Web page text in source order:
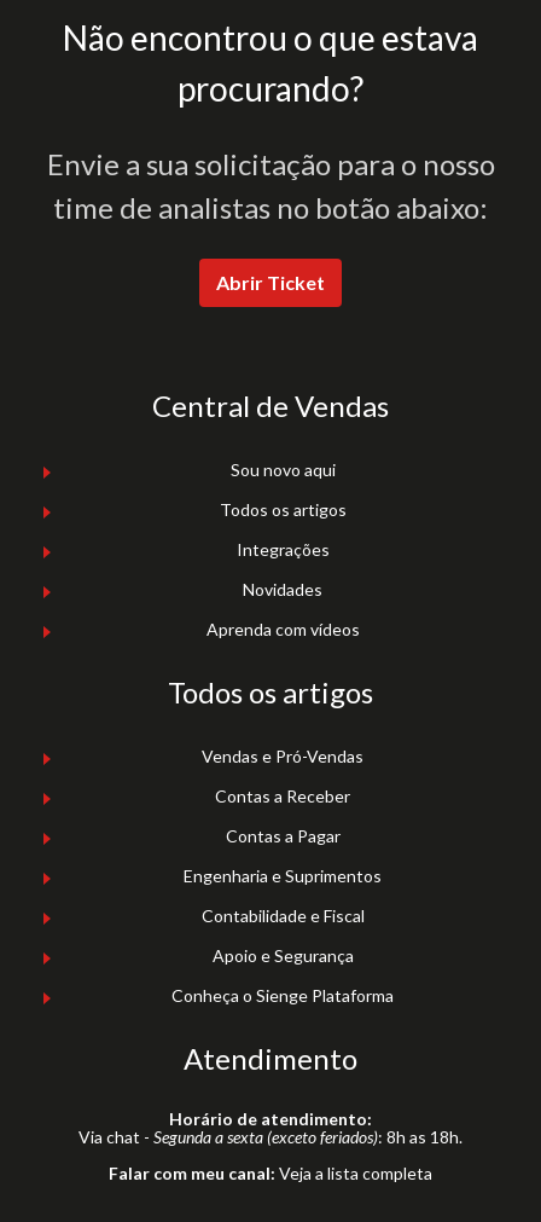
Não encontrou o que estava
procurando?
Envie a sua solicitação para o nosso
time de analistas no botão abaixo:
Abrir Ticket
Central de Vendas
Sou novo aqui
Todos os artigos
Integrações
Novidades
Aprenda com vídeos
Todos os artigos
Vendas e Pró-Vendas
Contas a Receber
Contas a Pagar
Engenharia e Suprimentos
Contabilidade e Fiscal
Apoio e Segurança
Conheça o Sienge Plataforma
Atendimento
Horário de atendimento:
Via chat - Segunda a sexta (exceto feriados): 8h as 18h.
Falar com meu canal: Veja a lista completa